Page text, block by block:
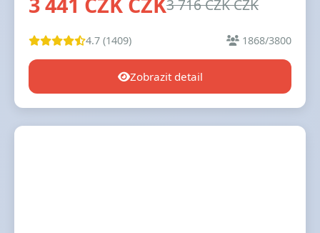
3 716 CZK CZK
4.7 (1409) 1868/3800
Zobrazit detail